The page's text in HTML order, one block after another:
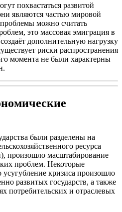
похвастаться развитой
являются частью мировой
можно считать
это массовая эмиграция в
дополнительную нагрузку
риски распространения
момента не были характерны
были разделены на
ресурса
произошло масштабирование
проблем. Некоторые
кризиса произошло
развитых государств, а также
потребительских и отраслевых